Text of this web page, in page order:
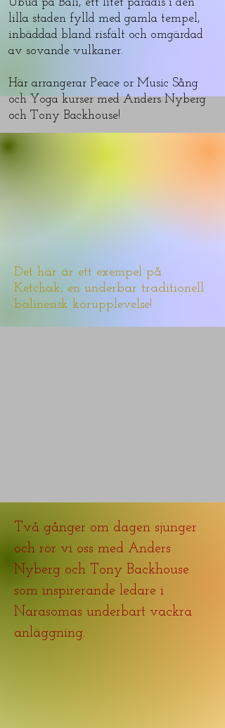
lilla staden fylld med gamla tempel,
inbäddad bland risfält och omgärdad
av sovande vulkaner.
Här arrangerar Peace or Music Sång
och Yoga kurser med Anders Nyberg
och Tony Backhouse!
Det här är ett exempel på
Ketchak, en underbar traditionell
balinesisk körupplevelse!
Två gånger om dagen sjunger
och rör vi oss med Anders
Nyberg och Tony Backhouse
som inspirerande ledare i
Narasomas underbart vackra
anläggning.